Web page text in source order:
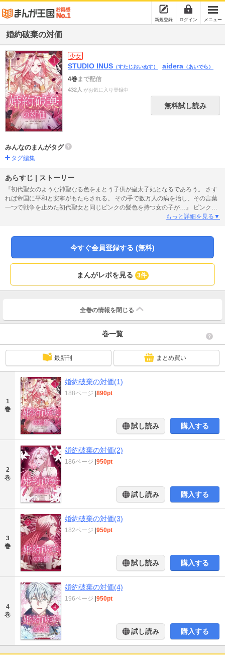
新規登録 ログイン メニュー
婚約破棄の対価
少女
STUDIO INUS （すたじおいぬす） aidera （あいでら）
4巻まで配信
432人 がお気に入り登録中
無料試し読み
みんなのまんがタグ
タグ編集
あらすじ | ストーリー
『初代聖女のような神聖なる色をまとう子供が皇太子妃となるであろう。 さす
れば帝国に平和と安寧がもたらされる。 その手で数万人の病を治し、その言葉
一つで戦争を止めた初代聖女と同じピンクの髪色を持つ女の子が…』 ピンクの
髪色を持って生まれ、神の神託を受けた子供として育てられたペゼンテルア公
前…。「神託が変わりました」 神官に突然告げられた言葉に困惑するエルシ
ア。慌てて皇太子の元へ向かうが…。 「婚約を破棄してくれ」幼き頃からエル
たに神託を受けたと主張しエルシアに傲慢な態度を取るルルテラ侯爵の娘ネベ
ア。 「絶対に許さない。あんな小娘にこの座を奪われるなんて。必死に努力し
もっと詳細を見る▼
今すぐ会員登録する (無料)
まんがレポを見る 3件
全巻の情報を 閉じる
巻一覧
最新刊 まとめ買い
1
巻
婚約破棄の対価(1)
188ページ |890pt
試し読み 購入する
2
巻
婚約破棄の対価(2)
186ページ |950pt
試し読み 購入する
3
巻
婚約破棄の対価(3)
182ページ |950pt
試し読み 購入する
4
巻
婚約破棄の対価(4)
196ページ |950pt
試し読み 購入する